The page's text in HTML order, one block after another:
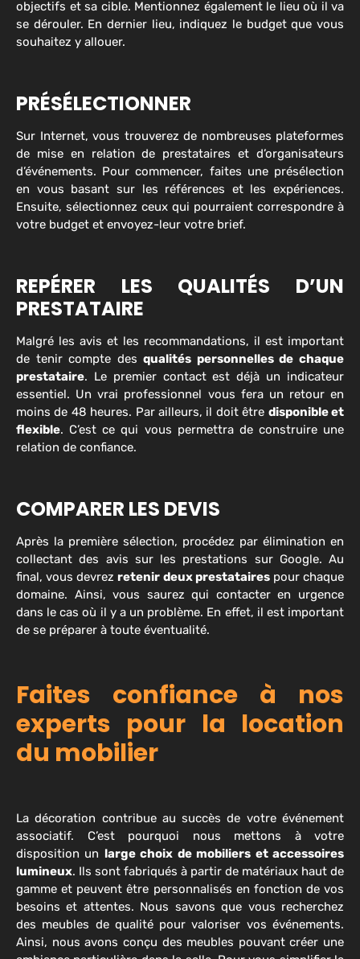
objectifs et sa cible. Mentionnez également le lieu où il va
se dérouler. En dernier lieu, indiquez le budget que vous
souhaitez y allouer.
PRÉSÉLECTIONNER
Sur Internet, vous trouverez de nombreuses plateformes
de mise en relation de prestataires et d’organisateurs
d’événements. Pour commencer, faites une présélection
en vous basant sur les références et les expériences.
Ensuite, sélectionnez ceux qui pourraient correspondre à
votre budget et envoyez-leur votre brief.
REPÉRER LES QUALITÉS D’UN
PRESTATAIRE
Malgré les avis et les recommandations, il est important
de tenir compte desqualités personnelles de chaque
prestataire. Le premier contact est déjà un indicateur
essentiel. Un vrai professionnel vous fera un retour en
moins de 48 heures. Par ailleurs, il doit être disponible et
flexible. C’est ce qui vous permettra de construire une
relation de confiance.
COMPARER LES DEVIS
Après la première sélection, procédez par élimination en
collectant des avis sur les prestations sur Google. Au
final, vous devrezretenir deux prestatairespour chaque
domaine. Ainsi, vous saurez qui contacter en urgence
dans le cas où il y a un problème. En effet, il est important
de se préparer à toute éventualité.
Faites confiance à nos
experts pour la location
du mobilier
La décoration contribue au succès de votre événement
associatif. C’est pourquoi nous mettons à votre
disposition un large choix de mobiliers et accessoires
lumineux. Ils sont fabriqués à partir de matériaux haut de
gamme et peuvent être personnalisés en fonction de vos
besoins et attentes. Nous savons que vous recherchez
des meubles de qualité pour valoriser vos événements.
Ainsi, nous avons conçu des meubles pouvant créer une